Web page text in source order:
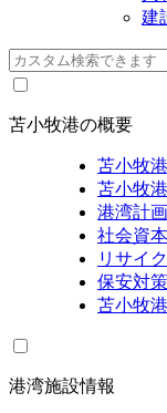
建
苫小牧港の概要
苫小牧
苫小牧
港湾計画
社会資
リサイ
保安対策
苫小牧
港湾施設情報